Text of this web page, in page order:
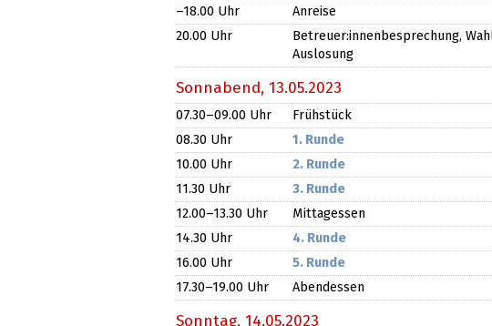
–18.00 Uhr
Anreise
20.00 Uhr
Betreuer:innenbesprechung,
Auslosung
Sonnabend, 13.05.2023
07.30​–09.00 Uhr
Frühstück
08.30 Uhr
1. Runde
10.00 Uhr
2. Runde
11.30 Uhr
3. Runde
12.00​–13.30 Uhr
Mittagessen
14.30 Uhr
4. Runde
16.00 Uhr
5. Runde
17.30​–19.00 Uhr Abendessen
Sonntag, 14.05.2023